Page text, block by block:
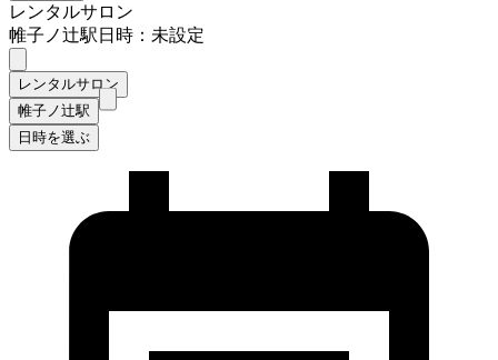
レンタルサロン
帷子ノ辻駅日時：未設定
レンタルサロン
帷子ノ辻駅
日時を選ぶ